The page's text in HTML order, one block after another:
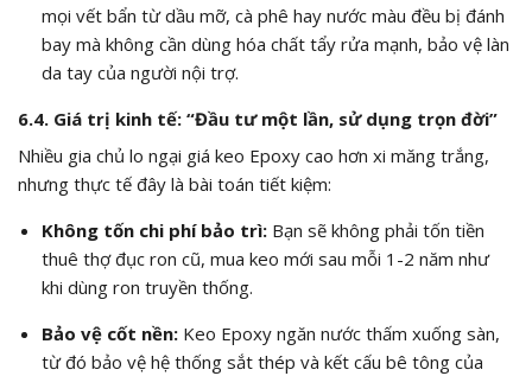
mọi vết bẩn từ dầu mỡ, cà phê hay nước màu đều bị đánh
bay mà không cần dùng hóa chất tẩy rửa mạnh, bảo vệ làn
da tay của người nội trợ.
6.4. Giá trị kinh tế: “Đầu tư một lần, sử dụng trọn đời”
Nhiều gia chủ lo ngại giá keo Epoxy cao hơn xi măng trắng,
nhưng thực tế đây là bài toán tiết kiệm:
Không tốn chi phí bảo trì:Bạn sẽ không phải tốn tiền
thuê thợ đục ron cũ, mua keo mới sau mỗi 1-2 năm như
khi dùng ron truyền thống.
Bảo vệ cốt nền:Keo Epoxy ngăn nước thấm xuống sàn,
từ đó bảo vệ hệ thống sắt thép và kết cấu bê tông của